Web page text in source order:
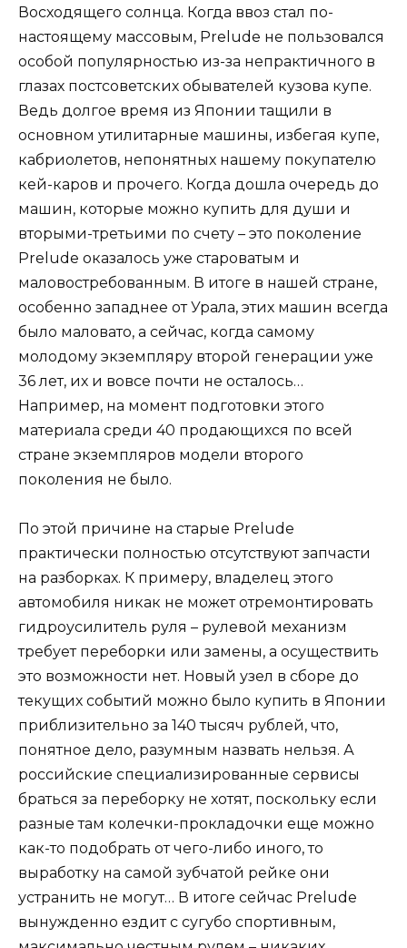
Восходящего солнца. Когда ввоз стал по-
настоящему массовым, Prelude не пользовался
особой популярностью из-за непрактичного в
глазах постсоветских обывателей кузова купе.
Ведь долгое время из Японии тащили в
основном утилитарные машины, избегая купе,
кабриолетов, непонятных нашему покупателю
кей-каров и прочего. Когда дошла очередь до
машин, которые можно купить для души и
вторыми-третьими по счету – это поколение
Prelude оказалось уже староватым и
маловостребованным. В итоге в нашей стране,
особенно западнее от Урала, этих машин всегда
было маловато, а сейчас, когда самому
молодому экземпляру второй генерации уже
36 лет, их и вовсе почти не осталось…
Например, на момент подготовки этого
материала среди 40 продающихся по всей
стране экземпляров модели второго
поколения не было.
По этой причине на старые Prelude
практически полностью отсутствуют запчасти
на разборках. К примеру, владелец этого
автомобиля никак не может отремонтировать
гидроусилитель руля – рулевой механизм
требует переборки или замены, а осуществить
это возможности нет. Новый узел в сборе до
текущих событий можно было купить в Японии
приблизительно за 140 тысяч рублей, что,
понятное дело, разумным назвать нельзя. А
российские специализированные сервисы
браться за переборку не хотят, поскольку если
разные там колечки-прокладочки еще можно
как-то подобрать от чего-либо иного, то
выработку на самой зубчатой рейке они
устранить не могут… В итоге сейчас Prelude
вынужденно ездит с сугубо спортивным,